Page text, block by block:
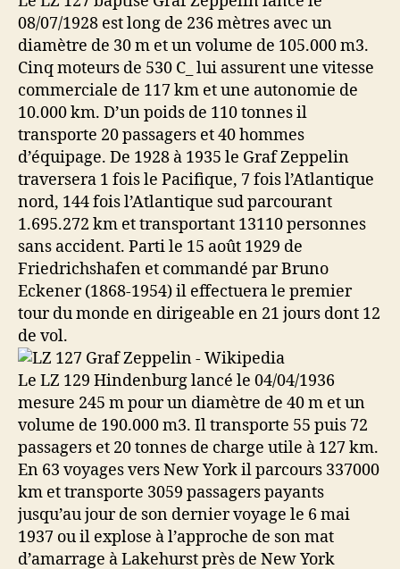
08/07/1928 est long de 236 mètres avec un
diamètre de 30 m et un volume de 105.000 m3.
Cinq moteurs de 530 C_ lui assurent une vitesse
commerciale de 117 km et une autonomie de
10.000 km. D’un poids de 110 tonnes il
transporte 20 passagers et 40 hommes
d’équipage. De 1928 à 1935 le Graf Zeppelin
traversera 1 fois le Pacifique, 7 fois l’Atlantique
nord, 144 fois l’Atlantique sud parcourant
1.695.272 km et transportant 13110 personnes
sans accident. Parti le 15 août 1929 de
Friedrichshafen et commandé par Bruno
Eckener (1868-1954) il effectuera le premier
tour du monde en dirigeable en 21 jours dont 12
de vol.
Le LZ 129 Hindenburg lancé le 04/04/1936
mesure 245 m pour un diamètre de 40 m et un
volume de 190.000 m3. Il transporte 55 puis 72
passagers et 20 tonnes de charge utile à 127 km.
En 63 voyages vers New York il parcours 337000
km et transporte 3059 passagers payants
jusqu’au jour de son dernier voyage le 6 mai
1937 ou il explose à l’approche de son mat
d’amarrage à Lakehurst près de New York